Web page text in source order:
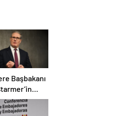
Başbakanı
yangın çıktı